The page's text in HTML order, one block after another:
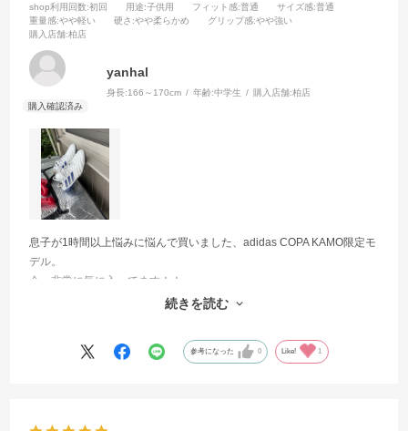
shop利用回数:初回 用途:子供用 フィット感:普通 サイズ感:普通
重量感:やや軽い 硬さ :やや柔らかめ グリップ感:やや強い
購入店舗:柏店
yanhal
身長:166～170cm 年齢:中学生 購入店舗:柏店
息子が1時間以上悩みに悩んで買いました、adidas COPA KAMO限定モ
デル。
今、非常に気に入ってます！！
これを履いて昨日は練習試合活躍出来たと喜んでおりました^ ^
続きを読む
参考になった 0 Like! 1